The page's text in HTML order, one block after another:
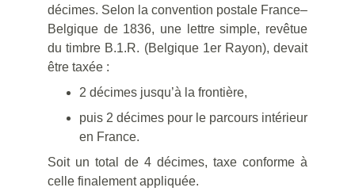
décimes. Selon la convention postale France–
Belgique de 1836, une lettre simple, revêtue
du timbre B.1.R. (Belgique 1er Rayon), devait
être taxée :
2 décimes jusqu’à la frontière,
puis 2 décimes pour le parcours intérieur
en France.
Soit un total de 4 décimes, taxe conforme à
celle finalement appliquée.